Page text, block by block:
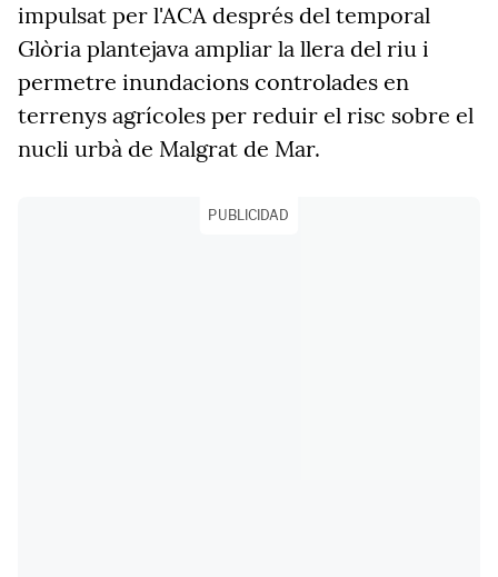
impulsat per l'ACA després del temporal
Glòria plantejava ampliar la llera del riu i
permetre inundacions controlades en
terrenys agrícoles per reduir el risc sobre el
nucli urbà de Malgrat de Mar.
PUBLICIDAD